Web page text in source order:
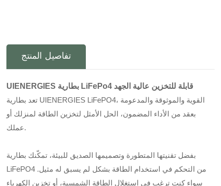
تفاصيل المنتج
UIENERGIES
بطارية LiFePo4 قابلة للتخزين عالية الجهد
تعد بطارية UIENERGIES LiFePO4، القوية والموثوقة والمدعومة
بعقد من الأداء المضمون، الحل الأمثل لتخزين الطاقة لمنزلك أو
عملك.
بفضل تقنيتها المتطورة وتصميمها الصديق للبيئة، تمكّنك بطارية
LiFePO4 من التحكم في استخدام الطاقة بشكل لم يسبق له مثيل.
سواء كنت ترغب في استغلال الطاقة الشمسية، أو تخزين الكهرباء